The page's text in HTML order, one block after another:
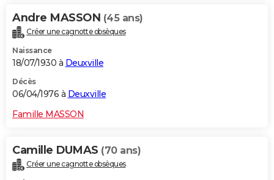
Andre MASSON (45 ans)
Créer une cagnotte obsèques
Naissance
18/07/1930 à Deuxville
Décès
06/04/1976 à Deuxville
Famille MASSON
Camille DUMAS (70 ans)
Créer une cagnotte obsèques